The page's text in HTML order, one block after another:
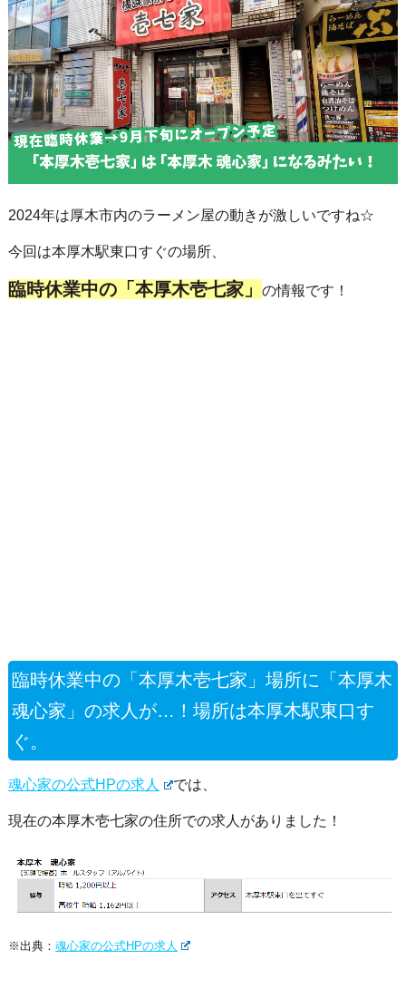
2024年は厚木市内のラーメン屋の動きが激しいですね☆
今回は本厚木駅東口すぐの場所、
臨時休業中の「本厚木壱七家」 の情報です！
臨時休業中の「本厚木壱七家」場所に「本厚木
魂心家」の求人が…！場所は本厚木駅東口す
ぐ。
魂心家の公式HPの求人 では、
現在の本厚木壱七家の住所での求人がありました！
※出典： 魂心家の公式HPの求人